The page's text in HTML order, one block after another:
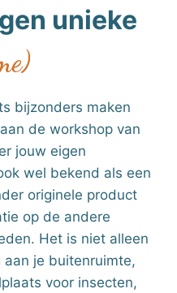
unieke
bijzonders maken
de workshop van
jouw eigen
wel bekend als een
originele product
op de andere
Het is niet alleen
je buitenruimte,
voor insecten,